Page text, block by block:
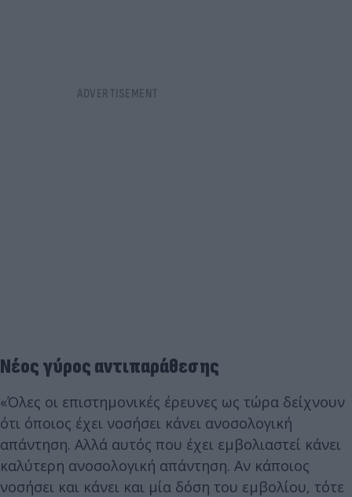
Νέος γύρος αντιπαράθεσης
«Όλες οι επιστημονικές έρευνες ως τώρα δείχνουν
ότι όποιος έχει νοσήσει κάνει ανοσολογική
απάντηση. Αλλά αυτός που έχει εμβολιαστεί κάνει
καλύτερη ανοσολογική απάντηση. Αν κάποιος
νοσήσει και κάνει και μία δόση του εμβολίου, τότε